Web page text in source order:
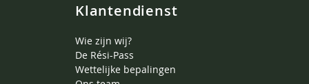
Klantendienst
Wie zijn wij?
De Rési-Pass
Wettelijke bepalingen